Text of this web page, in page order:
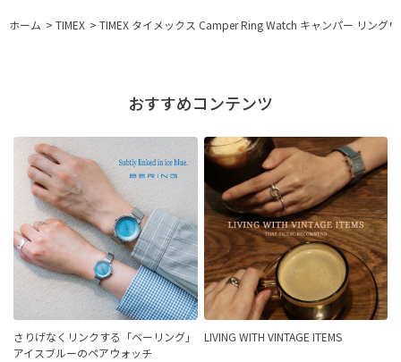
ホーム > TIMEX > TIMEX タイメックス Camper Ring Watch キャンパー リング
おすすめコンテンツ
さりげなくリンクする「ベーリング」
アイスブルーのペアウォッチ
LIVING WITH VINTAGE ITEMS